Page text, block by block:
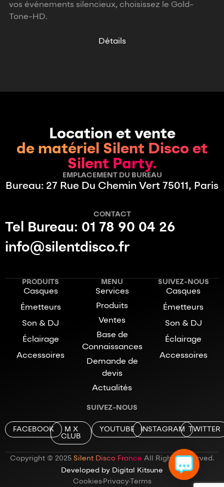
Détails
vos événements silencieux, choisissez le Gold-
Tone-HD.
Location et vente
de matériel Silent Disco et
Silent Party.
EMPLACEMENT DU BUREAU
Bureau: 27 Rue Du Chemin Vert 75011, Paris
CONTACT
Tel Bureau: 01 78 90 04 26
info@silentdisco.fr
PRODUITS
Casques
Émetteurs
Son & DJ
Éclairage
Accessoires
MENU
Services
Produits
Ventes
Base de
Connaissances
Demande de
devis
Actualités
SUIVEZ-NOUS
Casques
Émetteurs
Son & DJ
Éclairage
Accessoires
SUIVEZ-NOUS
FACEBOOK
M X
CLUB
YOUTUBE INSTAGRAM TWITTER
Copyright © 2025 Silent Disco France All Rights Reserved.
Developed by Digital Kitsune
CookiesPrivacyTerms